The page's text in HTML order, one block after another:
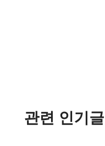
관련 인기글